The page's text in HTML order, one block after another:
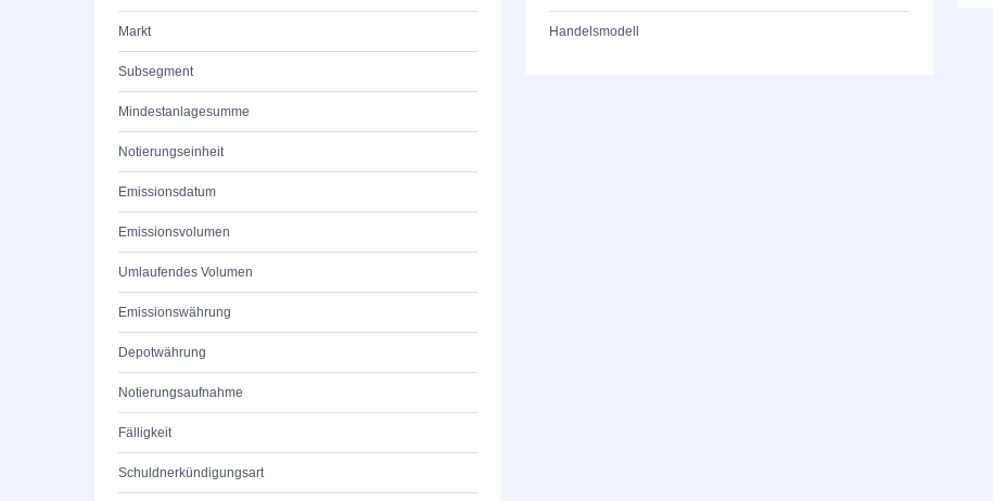
Markt
Subsegment
Mindestanlagesumme
Notierungseinheit
Emissionsdatum
Emissionsvolumen
Umlaufendes Volumen
Emissionswährung
Depotwährung
Notierungsaufnahme
Fälligkeit
Schuldnerkündigungsart
Handelsmodell